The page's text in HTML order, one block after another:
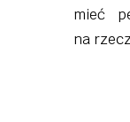
mieć
na